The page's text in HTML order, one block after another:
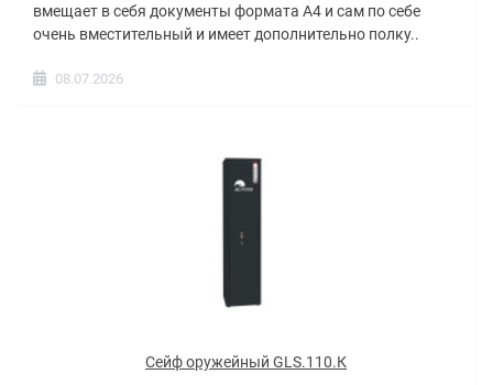
вмещает в себя документы формата А4 и сам по себе
очень вместительный и имеет дополнительно полку..
08.07.2026
Сейф оружейный GLS.110.К